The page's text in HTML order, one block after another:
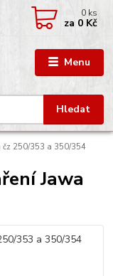
Menu
Hledat
0 ks
za 0 Kč
čz 250/353 a 350/354
Jawa